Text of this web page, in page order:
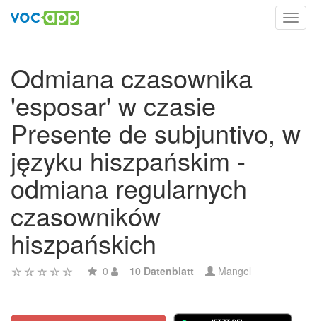
Odmiana czasownika
'esposar' w czasie
Presente de subjuntivo, w
języku hiszpańskim -
odmiana regularnych
czasowników
hiszpańskich
0 10 Datenblatt Mangel